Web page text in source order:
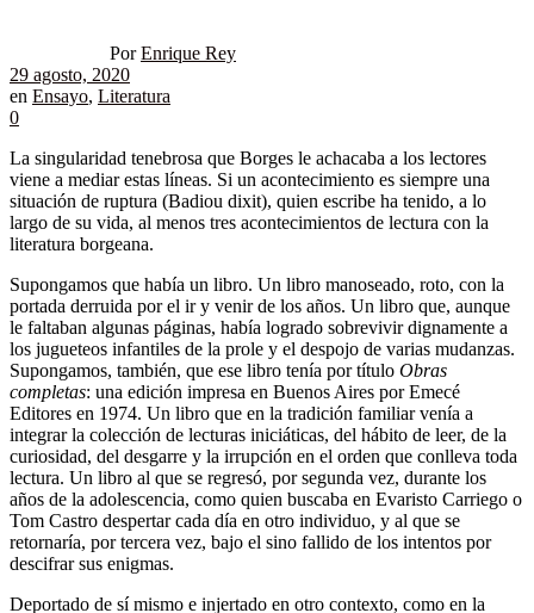
Por Enrique Rey
29 agosto, 2020
en Ensayo, Literatura
0
La singularidad tenebrosa que Borges le achacaba a los lectores
viene a mediar estas líneas. Si un acontecimiento es siempre una
situación de ruptura (Badiou dixit), quien escribe ha tenido, a lo
largo de su vida, al menos tres acontecimientos de lectura con la
literatura borgeana.
Supongamos que había un libro. Un libro manoseado, roto, con la
portada derruida por el ir y venir de los años. Un libro que, aunque
le faltaban algunas páginas, había logrado sobrevivir dignamente a
los jugueteos infantiles de la prole y el despojo de varias mudanzas.
Supongamos, también, que ese libro tenía por título Obras
completas: una edición impresa en Buenos Aires por Emecé
Editores en 1974. Un libro que en la tradición familiar venía a
integrar la colección de lecturas iniciáticas, del hábito de leer, de la
curiosidad, del desgarre y la irrupción en el orden que conlleva toda
lectura. Un libro al que se regresó, por segunda vez, durante los
años de la adolescencia, como quien buscaba en Evaristo Carriego o
Tom Castro despertar cada día en otro individuo, y al que se
retornaría, por tercera vez, bajo el sino fallido de los intentos por
descifrar sus enigmas.
Deportado de sí mismo e injertado en otro contexto, como en la